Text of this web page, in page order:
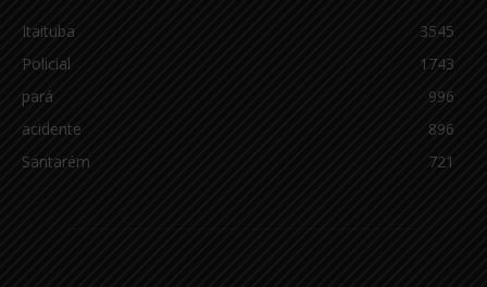
Itaituba
3545
Policial
1743
pará
996
acidente
896
Santarém
721